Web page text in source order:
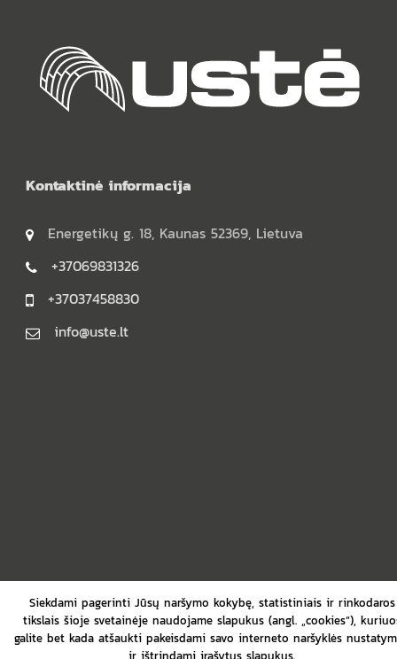
Kontaktinė informacija
Energetikų g. 18, Kaunas 52369, Lietuva
+37069831326
+37037458830
info@uste.lt
Siekdami pagerinti Jūsų naršymo kokybę, statistiniais ir rinkodaros
tikslais šioje svetainėje naudojame slapukus (angl. „cookies“),
galite bet kada atšaukti pakeisdami savo interneto naršyklės